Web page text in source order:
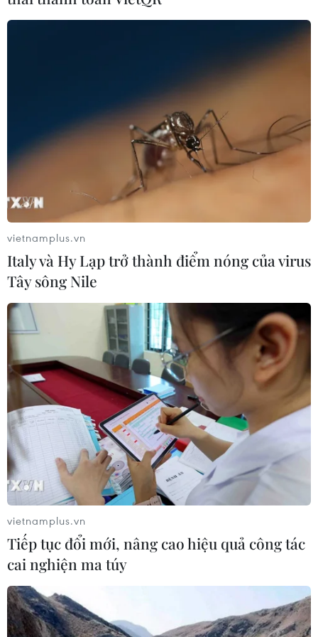
vietnamplus.vn
Italy và Hy Lạp trở thành điểm nóng của virus
Tây sông Nile
vietnamplus.vn
Tiếp tục đổi mới, nâng cao hiệu quả công tác
cai nghiện ma túy